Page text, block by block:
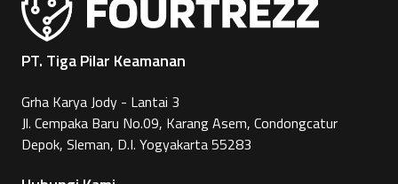
PT. Tiga Pilar Keamanan
Grha Karya Jody - Lantai 3
Jl. Cempaka Baru No.09, Karang Asem, Condongcatur
Depok, Sleman, D.I. Yogyakarta 55283